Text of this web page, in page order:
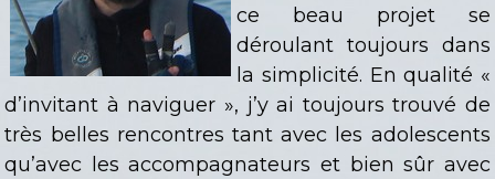
ce beau projet se
déroulant toujours dans
la simplicité. En qualité «
d’invitant à naviguer », j’y ai toujours trouvé de
très belles rencontres tant avec les adolescents
qu’avec les accompagnateurs et bien sûr avec